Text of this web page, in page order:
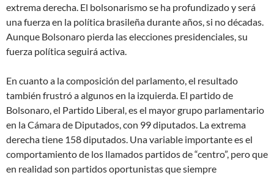
extrema derecha. El bolsonarismo se ha profundizado y será
una fuerza en la política brasileña durante años, si no décadas.
Aunque Bolsonaro pierda las elecciones presidenciales, su
fuerza política seguirá activa.
En cuanto a la composición del parlamento, el resultado
también frustró a algunos en la izquierda. El partido de
Bolsonaro, el Partido Liberal, es el mayor grupo parlamentario
en la Cámara de Diputados, con 99 diputados. La extrema
derecha tiene 158 diputados. Una variable importante es el
comportamiento de los llamados partidos de “centro”, pero que
en realidad son partidos oportunistas que siempre